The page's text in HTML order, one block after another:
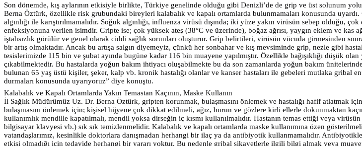
Son dönemde, kış aylarının etkisiyle birlikte, Türkiye genelinde olduğu gibi Denizli’de de grip ve üst solunum
Berna Öztürk, özellikle risk grubundaki bireyleri kalabalık ve kapalı ortamlarda bulunmamaları konusunda
algınlığı ile karıştırılmamalıdır. Soğuk algınlığı, influenza virüsü dışında; iki yüze yakın virüsün sebep olduğu,
enfeksiyonuna verilen isimdir. Gripte ise; çok yüksek ateş (38°C ve üzerinde), boğaz ağrısı, yaygın eklem ve kas
iştahsızlık görülür ve genel olarak ciddi sağlık sorunları oluşturur. Grip belirtileri, virüsün vücuda girmesinden
bir artış olmaktadır. Ancak bu artışa salgın diyemeyiz, çünkü her sonbahar ve kış mevsiminde grip, nezle gibi
tesislerimizde 115 bin ve şubat ayında bugüne kadar 116 bin muayene yapılmıştır. Özellikle bağışıklığı düşük
çıkabilmektedir. Bu hastalarda yoğun bakım ihtiyacı oluşabilmekte bu da son zamanlarda yoğun bakım
bulunan 65 yaş üstü kişiler, şeker, kalp vb. kronik hastalığı olanlar ve kanser hastaları ile gebeleri mutlaka gribal
durmaları konusunda uyarıyoruz” diye konuştu.
Kalabalık ve Kapalı Ortamlarda Yakın Temastan Kaçının, Maske Kullanın
İl Sağlık Müdürümüz Uz. Dr. Berna Öztürk, gripten korunmak, bulaşmasını önlemek ve hastalığı hafif atlatmak
bulaşmasını önlemek için; kişisel hijyene çok dikkat edilmeli, ağız, burun ve gözlere kirli ellerle dokunmaktan
kullanımlık mendille kapatılmalı, mendil yoksa dirseğin iç kısmı kullanılmalıdır. Hastanın temas ettiği veya
bilgisayar klavyesi vb.) sık sık temizlenmelidir. Kalabalık ve kapalı ortamlarda maske kullanımına özen
vatandaşlarımız, kesinlikle doktorlara danışmadan herhangi bir ilaç ya da antibiyotik kullanmamalıdır.
etkisi olmadığı için tedavide herhangi bir yararı yoktur. Bu nedenle gribal şikayetlerle ilgili bilgi almak veya